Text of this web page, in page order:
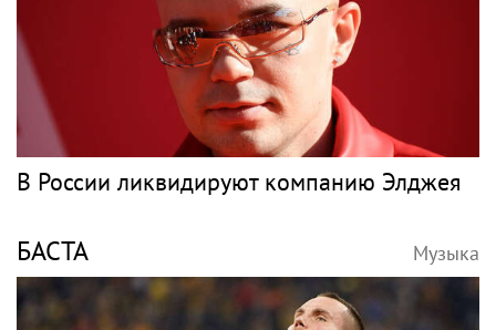
В России ликвидируют компанию Элджея
БАСТА Музыка